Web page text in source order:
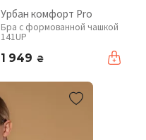
Урбан комфорт Pro
Бра с формованной чашкой
141UP
1 949 ₴